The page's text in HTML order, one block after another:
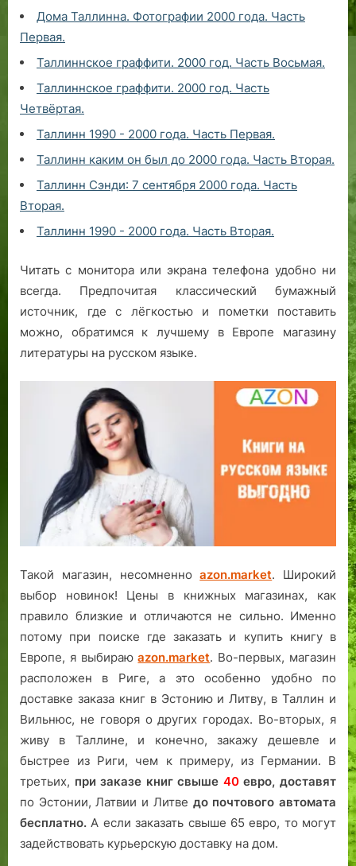
Дома Таллинна. Фотографии 2000 года. Часть
Первая.
Таллиннское граффити. 2000 год. Часть Восьмая.
Таллиннское граффити. 2000 год. Часть
Четвёртая.
Таллинн 1990 - 2000 года. Часть Первая.
Таллинн каким он был до 2000 года. Часть Вторая.
Таллинн Сэнди: 7 сентября 2000 года. Часть
Вторая.
Таллинн 1990 - 2000 года. Часть Вторая.
Читать с монитора или экрана телефона удобно ни
всегда. Предпочитая классический бумажный
источник, где с лёгкостью и пометки поставить
можно, обратимся к лучшему в Европе магазину
литературы на русском языке.
Такой магазин, несомненноazon.market. Широкий
выбор новинок! Цены в книжных магазинах, как
правило близкие и отличаются не сильно. Именно
потому при поиске где заказать и купить книгу в
Европе, я выбираюazon.market. Во-первых, магазин
расположен в Риге, а это особенно удобно по
доставке заказа книг в Эстонию и Литву, в Таллин и
Вильнюс, не говоря о других городах. Во-вторых, я
живу в Таллине, и конечно, закажу дешевле и
быстрее из Риги, чем к примеру, из Германии. В
третьих, при заказе книг свыше 40евро, доставят
по Эстонии, Латвии и Литве до почтового автомата
бесплатно. А если заказать свыше 65 евро, то могут
задействовать курьерскую доставку на дом.